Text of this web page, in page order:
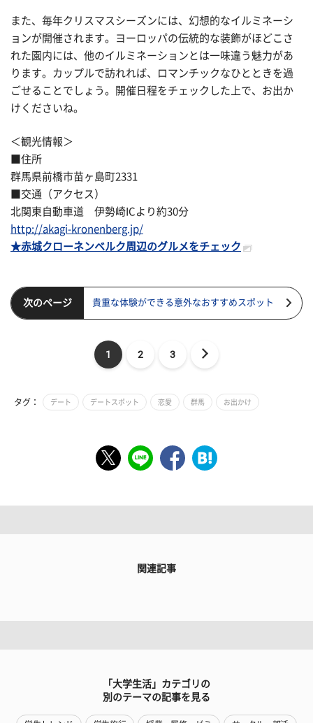
また、毎年クリスマスシーズンには、幻想的なイルミネーシ
ョンが開催されます。ヨーロッパの伝統的な装飾がほどこさ
れた園内には、他のイルミネーションとは一味違う魅力があ
ります。カップルで訪れれば、ロマンチックなひとときを過
ごせることでしょう。開催日程をチェックした上で、お出か
けくださいね。
＜観光情報＞
■住所
群馬県前橋市苗ヶ島町2331
■交通（アクセス）
北関東自動車道 伊勢崎ICより約30分
http://akagi-kronenberg.jp/
★赤城クローネンベルク周辺のグルメをチェック
次のページ 貴重な体験ができる意外なおすすめスポット
1 2 3
タグ： デート デートスポット 恋愛 群馬 お出かけ
関連記事
「大学生活」カテゴリの
別のテーマの記事を見る